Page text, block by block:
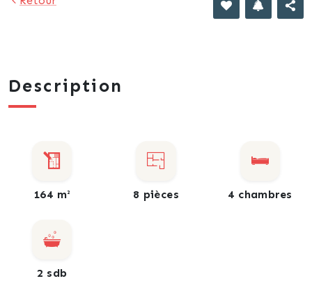
Description
164 m² 8 pièces 4 chambres
2 sdb